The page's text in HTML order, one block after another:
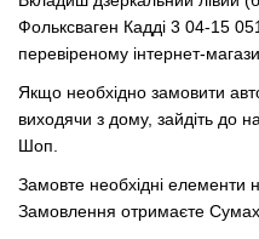
Фольксваген Кадді 3 04-15
перевіреному інтернет-
Якщо необхідно замовити
виходячи з дому, зайдіть до
Шоп.
Замовте необхідні елементи
Замовлення отримаєте Сумах